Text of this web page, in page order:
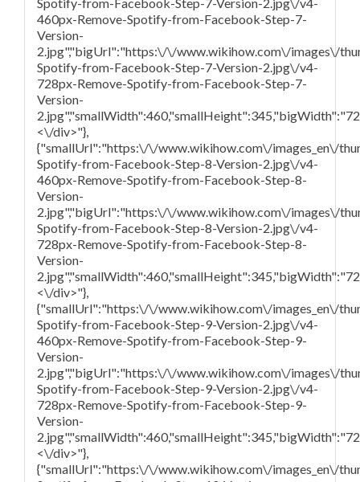
460px-Remove-Spotify-from-Facebook-Step-7-
Version-
2.jpg","bigUrl":"https:\/\/www.wikihow.com\/images\/
Spotify-from-Facebook-Step-7-Version-2.jpg\/v4-
728px-Remove-Spotify-from-Facebook-Step-7-
Version-
<\/div>"},
{"smallUrl":"https:\/\/www.wikihow.com\/images_en\/
Spotify-from-Facebook-Step-8-Version-2.jpg\/v4-
460px-Remove-Spotify-from-Facebook-Step-8-
Version-
2.jpg","bigUrl":"https:\/\/www.wikihow.com\/images\/
Spotify-from-Facebook-Step-8-Version-2.jpg\/v4-
728px-Remove-Spotify-from-Facebook-Step-8-
Version-
<\/div>"},
{"smallUrl":"https:\/\/www.wikihow.com\/images_en\/
Spotify-from-Facebook-Step-9-Version-2.jpg\/v4-
460px-Remove-Spotify-from-Facebook-Step-9-
Version-
2.jpg","bigUrl":"https:\/\/www.wikihow.com\/images\/
Spotify-from-Facebook-Step-9-Version-2.jpg\/v4-
728px-Remove-Spotify-from-Facebook-Step-9-
Version-
<\/div>"},
{"smallUrl":"https:\/\/www.wikihow.com\/images_en\/